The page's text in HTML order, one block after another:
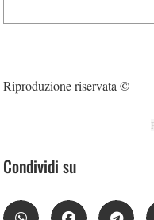
Riproduzione riservata ©
Condividi su